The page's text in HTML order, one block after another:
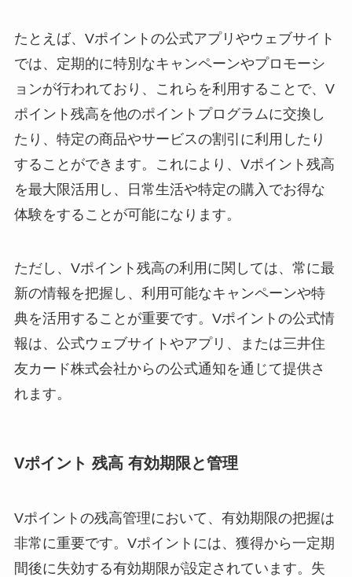
たとえば、Vポイントの公式アプリやウェブサイト
では、定期的に特別なキャンペーンやプロモーシ
ョンが行われており、これらを利用することで、V
ポイント残高を他のポイントプログラムに交換し
たり、特定の商品やサービスの割引に利用したり
することができます。これにより、Vポイント残高
を最大限活用し、日常生活や特定の購入でお得な
体験をすることが可能になります。
ただし、Vポイント残高の利用に関しては、常に最
新の情報を把握し、利用可能なキャンペーンや特
典を活用することが重要です。Vポイントの公式情
報は、公式ウェブサイトやアプリ、または三井住
友カード株式会社からの公式通知を通じて提供さ
れます。
Vポイント 残高 有効期限と管理
Vポイントの残高管理において、有効期限の把握は
非常に重要です。Vポイントには、獲得から一定期
間後に失効する有効期限が設定されています。失